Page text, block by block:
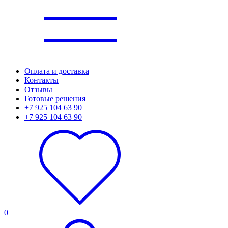
Оплата и доставка
Контакты
Отзывы
Готовые решения
+7 925 104 63 90
+7 925 104 63 90
0